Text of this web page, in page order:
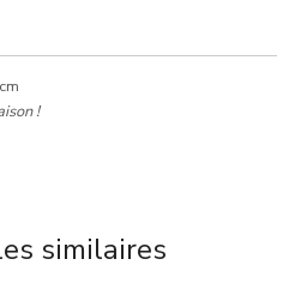
!
similaires